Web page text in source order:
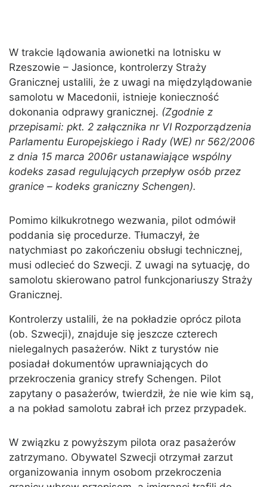
W trakcie lądowania awionetki na lotnisku w
Rzeszowie – Jasionce, kontrolerzy Straży
Granicznej ustalili, że z uwagi na międzylądowanie
samolotu w Macedonii, istnieje konieczność
dokonania odprawy granicznej. (Zgodnie z
przepisami: pkt. 2 załącznika nr VI Rozporządzenia
Parlamentu Europejskiego i Rady (WE) nr 562/2006
z dnia 15 marca 2006r ustanawiające wspólny
kodeks zasad regulujących przepływ osób przez
granice – kodeks graniczny Schengen).
Pomimo kilkukrotnego wezwania, pilot odmówił
poddania się procedurze. Tłumaczył, że
natychmiast po zakończeniu obsługi technicznej,
musi odlecieć do Szwecji. Z uwagi na sytuację, do
samolotu skierowano patrol funkcjonariuszy Straży
Granicznej.
Kontrolerzy ustalili, że na pokładzie oprócz pilota
(ob. Szwecji), znajduje się jeszcze czterech
nielegalnych pasażerów. Nikt z turystów nie
posiadał dokumentów uprawniających do
przekroczenia granicy strefy Schengen. Pilot
zapytany o pasażerów, twierdził, że nie wie kim są,
a na pokład samolotu zabrał ich przez przypadek.
W związku z powyższym pilota oraz pasażerów
zatrzymano. Obywatel Szwecji otrzymał zarzut
organizowania innym osobom przekroczenia